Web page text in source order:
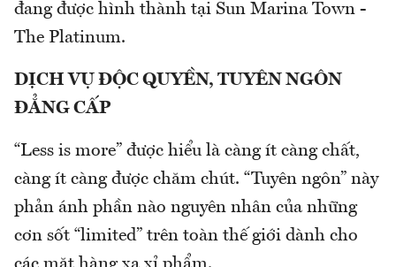
đang được hình thành tại Sun Marina Town -
The Platinum.
DỊCH VỤ ĐỘC QUYỀN, TUYÊN NGÔN
ĐẲNG CẤP
“Less is more” được hiểu là càng ít càng chất,
càng ít càng được chăm chút. “Tuyên ngôn” này
phản ánh phần nào nguyên nhân của những
cơn sốt “limited” trên toàn thế giới dành cho